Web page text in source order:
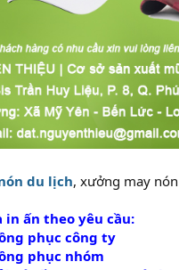
du lịch, xưởng may
in ấn theo yêu cầu:
phục công ty
phục nhóm